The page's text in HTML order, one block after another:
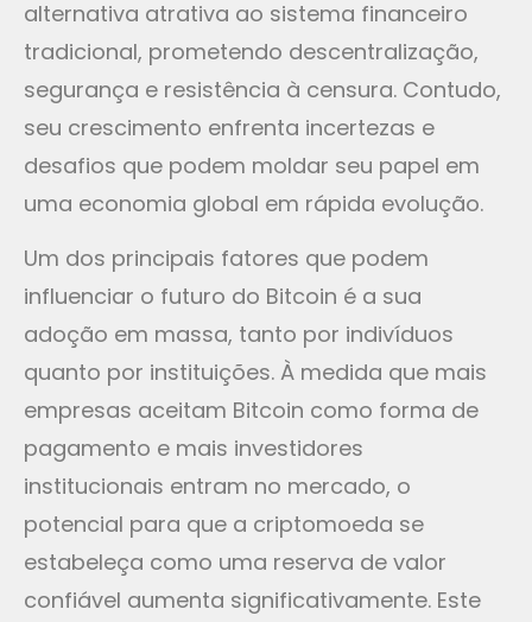
alternativa atrativa ao sistema financeiro
tradicional, prometendo descentralização,
segurança e resistência à censura. Contudo,
seu crescimento enfrenta incertezas e
desafios que podem moldar seu papel em
uma economia global em rápida evolução.
Um dos principais fatores que podem
influenciar o futuro do Bitcoin é a sua
adoção em massa, tanto por indivíduos
quanto por instituições. À medida que mais
empresas aceitam Bitcoin como forma de
pagamento e mais investidores
institucionais entram no mercado, o
potencial para que a criptomoeda se
estabeleça como uma reserva de valor
confiável aumenta significativamente. Este